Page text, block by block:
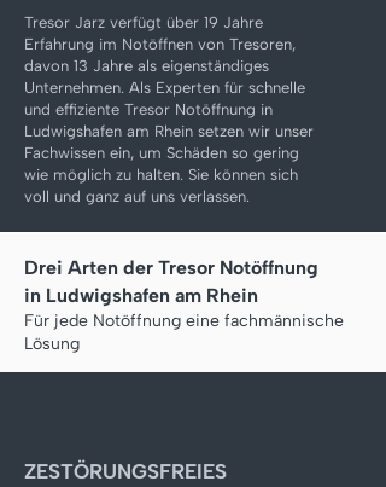
Tresor Jarz verfügt über 19 Jahre
Erfahrung im Notöffnen von Tresoren,
davon 13 Jahre als eigenständiges
Unternehmen. Als Experten für schnelle
und effiziente Tresor Notöffnung in
Ludwigshafen am Rhein setzen wir unser
Fachwissen ein, um Schäden so gering
wie möglich zu halten. Sie können sich
voll und ganz auf uns verlassen.
Drei Arten der Tresor Notöffnung
in Ludwigshafen am Rhein
Für jede Notöffnung eine fachmännische
Lösung
ZESTÖRUNGSFREIES